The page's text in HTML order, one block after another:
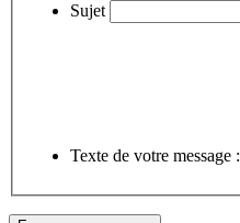
Sujet
Texte de votre message :